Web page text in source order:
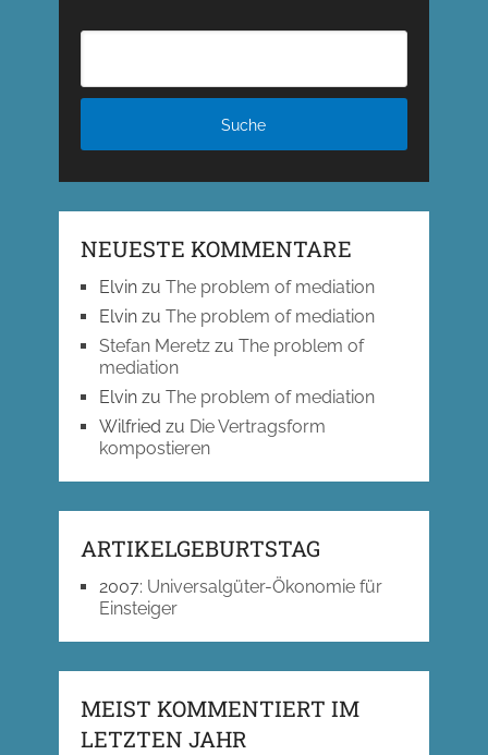
NEUESTE KOMMENTARE
Elvinzu The problem of mediation
Elvinzu The problem of mediation
Stefan Meretzzu The problem of
mediation
Elvinzu The problem of mediation
Wilfried zu Die Vertragsform
kompostieren
ARTIKELGEBURTSTAG
2007: Universalgüter-Ökonomie für
Einsteiger
MEIST KOMMENTIERT IM
LETZTEN JAHR